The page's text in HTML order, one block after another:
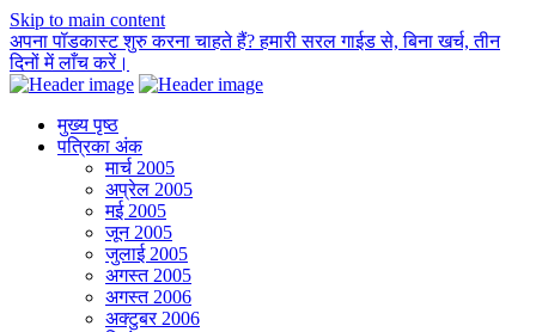
Skip to main content
अपना पॉडकास्ट शुरु करना चाहते हैं? हमारी सरल गाईड से, बिना खर्च, तीन
दिनों में लाँच करें।
मुख्य पृष्ठ
पत्रिका अंक
मार्च 2005
अप्रेल 2005
मई 2005
जून 2005
जुलाई 2005
अगस्त 2005
अगस्त 2006
अक्टुबर 2006